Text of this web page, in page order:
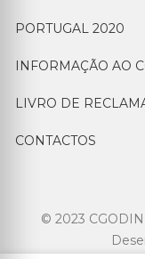
PORTUGAL 2020
INFORMAÇÃO AO
LIVRO DE
CONTACTOS
© 2023